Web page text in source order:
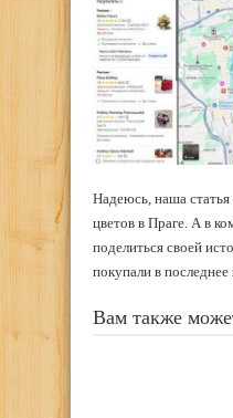
Надеюсь, наша
цветов в Праге. А в
поделиться своей
покупали в
Вам также